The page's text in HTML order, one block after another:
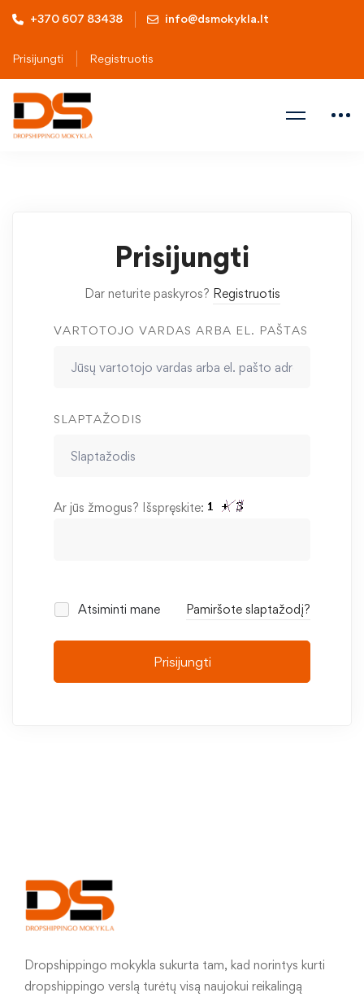
+370 607 83438 info@dsmokykla.lt
Prisijungti Registruotis
Prisijungti
Dar neturite paskyros? Registruotis
VARTOTOJO VARDAS ARBA EL. PAŠTAS
SLAPTAŽODIS
Ar jūs žmogus? Išspręskite:
Atsiminti mane Pamiršote slaptažodį?
Prisijungti
Dropshippingo mokykla sukurta tam, kad norintys kurti
dropshippingo verslą turėtų visą naujokui reikalingą